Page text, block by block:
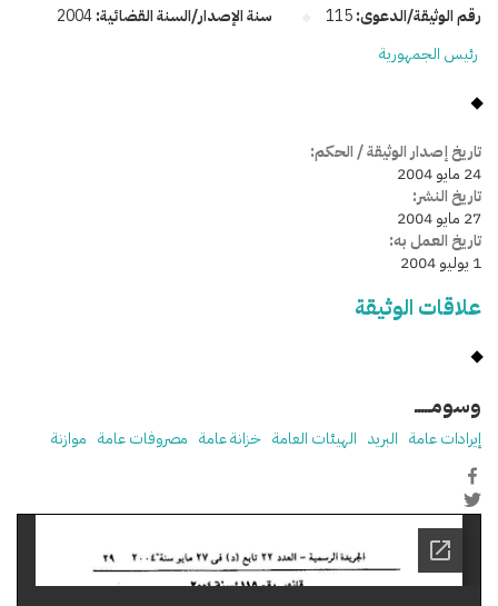
رقم الوثيقة/الدعوى:115 سنة الإصدار/السنة القضائية:2004
رئيس الجمهورية
تاريخ إصدار الوثيقة / الحكم:
24 مايو 2004
تاريخ النشر:
27 مايو 2004
تاريخ العمل به:
1 يوليو 2004
علاقات الوثيقة
وسومـــــ
إيرادات عامة البريد الهيئات العامة خزانة عامة مصروفات عامة موازنة